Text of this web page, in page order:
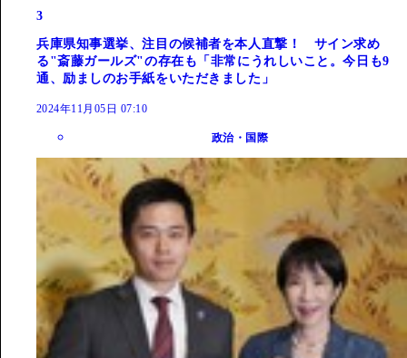
3
兵庫県知事選挙、注目の候補者を本人直撃！ サイン求め
る"斎藤ガールズ"の存在も「非常にうれしいこと。今日も9
通、励ましのお手紙をいただきました」
2024年11月05日 07:10
政治・国際